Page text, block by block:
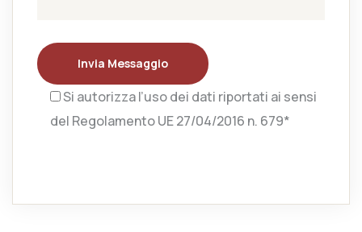
Invia Messaggio
Si autorizza l’uso dei dati riportati ai sensi
del Regolamento UE 27/04/2016 n. 679*